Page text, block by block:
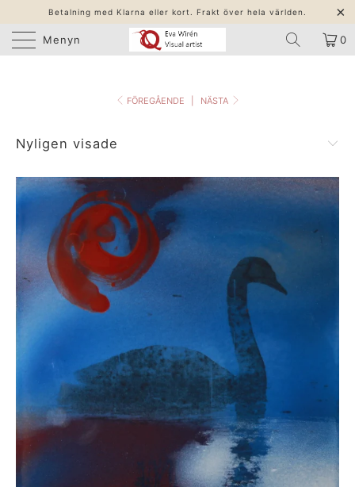
Betalning med Klarna eller kort. Frakt över hela världen.
Menyn 0
FÖREGÅENDE NÄSTA
Nyligen visade